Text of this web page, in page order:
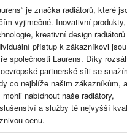
je značka radiátorů, které
vyjimečné. Inovativní
kreativní design
přístup k zákazníkovi
společnosti Laurens. Díky
partnerské síti se
co nejblíže našim zákazníkům,
mohli nabídnout naše radiátory,
a služby té nejvyšší
cenu.